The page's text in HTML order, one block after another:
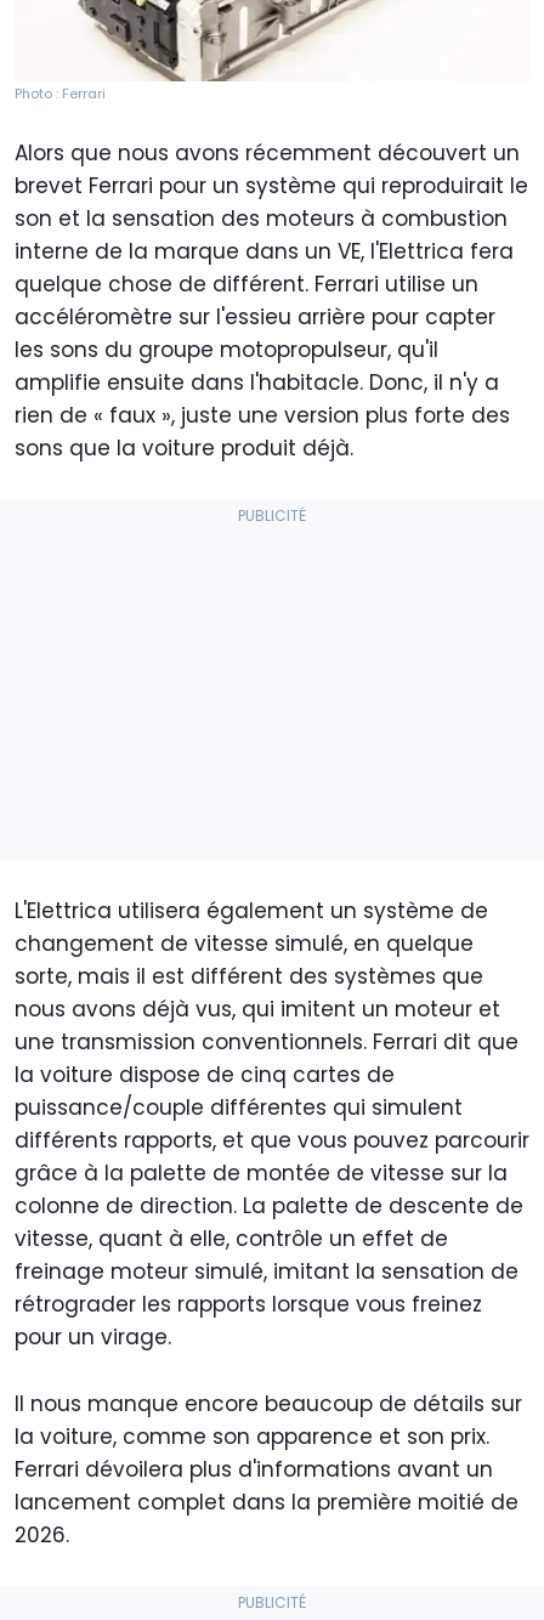
Photo : Ferrari
Alors que nous avons récemment découvert un
brevet Ferrari pour un système qui reproduirait le
son et la sensation des moteurs à combustion
interne de la marque dans un VE, l'Elettrica fera
quelque chose de différent. Ferrari utilise un
accéléromètre sur l'essieu arrière pour capter
les sons du groupe motopropulseur, qu'il
amplifie ensuite dans l'habitacle. Donc, il n'y a
rien de « faux », juste une version plus forte des
sons que la voiture produit déjà.
L'Elettrica utilisera également un système de
changement de vitesse simulé, en quelque
sorte, mais il est différent des systèmes que
nous avons déjà vus, qui imitent un moteur et
une transmission conventionnels. Ferrari dit que
la voiture dispose de cinq cartes de
puissance/couple différentes qui simulent
différents rapports, et que vous pouvez parcourir
grâce à la palette de montée de vitesse sur la
colonne de direction. La palette de descente de
vitesse, quant à elle, contrôle un effet de
freinage moteur simulé, imitant la sensation de
rétrograder les rapports lorsque vous freinez
pour un virage.
Il nous manque encore beaucoup de détails sur
la voiture, comme son apparence et son prix.
Ferrari dévoilera plus d'informations avant un
lancement complet dans la première moitié de
2026.